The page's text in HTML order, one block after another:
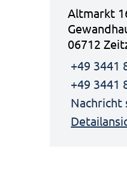
Altmarkt
06712
+49 3441
+49 3441
Nachricht